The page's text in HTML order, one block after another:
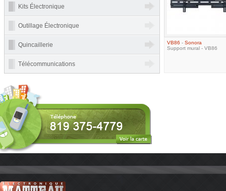
VB86 - Sonora
Support mural - VB86
Kits Électronique
Outillage Électronique
Quincaillerie
Télécommunications